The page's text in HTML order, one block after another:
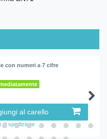
con numeri a 7 cifre
al carello
di spedizione